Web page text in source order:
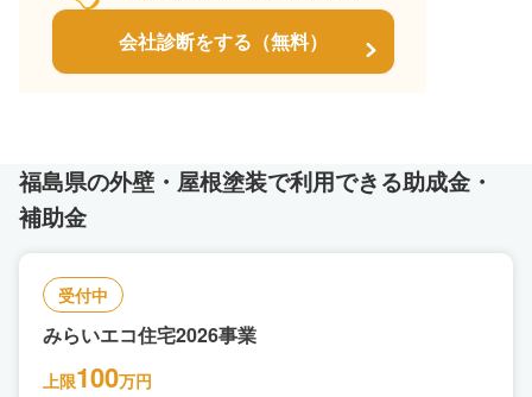
会社診断をする（無料）
福島県の外壁・屋根塗装で利用できる助成金・
補助金
受付中
みらいエコ住宅2026事業
上限100万円